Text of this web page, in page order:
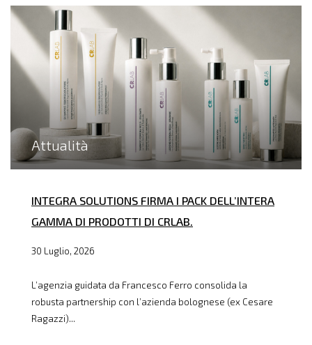
Attualità
INTEGRA SOLUTIONS FIRMA I PACK DELL’INTERA
GAMMA DI PRODOTTI DI CRLAB.
30 Luglio, 2026
L’agenzia guidata da Francesco Ferro consolida la
robusta partnership con l’azienda bolognese (ex Cesare
Ragazzi)...